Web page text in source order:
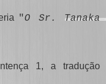
"O Sr. Tanaka
1, a tradução